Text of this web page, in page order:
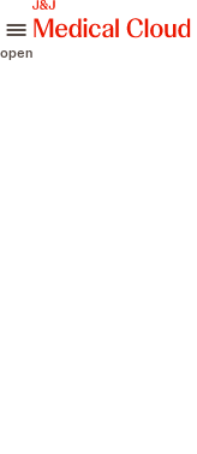
open